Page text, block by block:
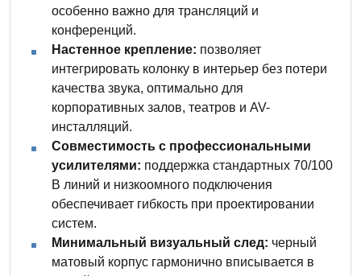
особенно важно для трансляций и
конференций.
Настенное крепление: позволяет
интегрировать колонку в интерьер без потери
качества звука, оптимально для
корпоративных залов, театров и AV-
инсталляций.
Совместимость с профессиональными
усилителями: поддержка стандартных 70/100
В линий и низкоомного подключения
обеспечивает гибкость при проектировании
систем.
Минимальный визуальный след: черный
матовый корпус гармонично вписывается в